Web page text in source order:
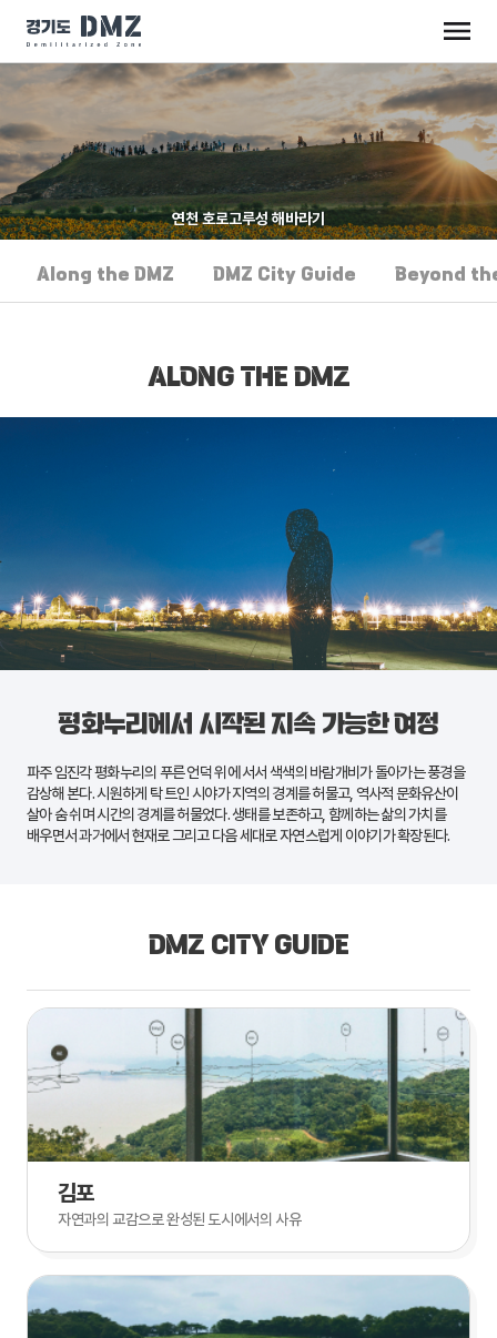
연천 호로고루성 해바라기
Along the DMZ DMZ City Guide Beyond
ALONG THE DMZ
평화누리에서 시작된 지속 가능한 여정
파주임진각 평화누리의 푸른 언덕 위에 서서 색색의 바람개비가 돌아가는 풍경을
감상해 본다. 시원하게 탁 트인 시야가 지역의 경계를 허물고, 역사적 문화유산이
살아 숨 쉬며 시간의 경계를 허물었다. 생태를 보존하고, 함께하는 삶의 가치를
배우면서 과거에서 현재로 그리고 다음 세대로 자연스럽게 이야기가 확장된다.
DMZ CITY GUIDE
김포
자연과의 교감으로 완성된 도시에서의 사유